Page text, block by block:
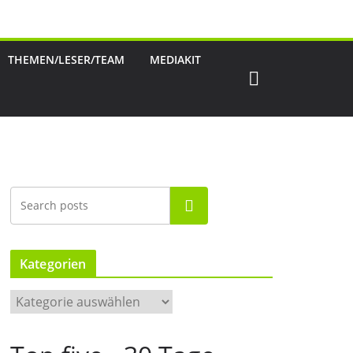
THEMEN/LESER/TEAM MEDIAKIT
Suchen
Kategorien
a